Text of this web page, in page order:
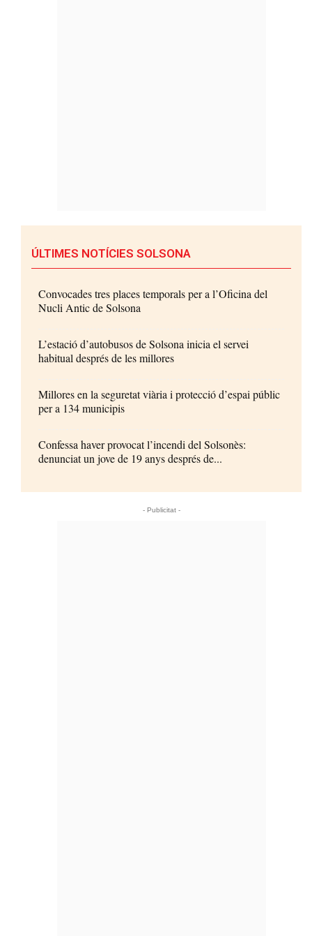
ÚLTIMES NOTÍCIES SOLSONA
Convocades tres places temporals per a l’Oficina del
Nucli Antic de Solsona
L’estació d’autobusos de Solsona inicia el servei
habitual després de les millores
Millores en la seguretat viària i protecció d’espai públic
per a 134 municipis
Confessa haver provocat l’incendi del Solsonès:
denunciat un jove de 19 anys després de...
- Publicitat -